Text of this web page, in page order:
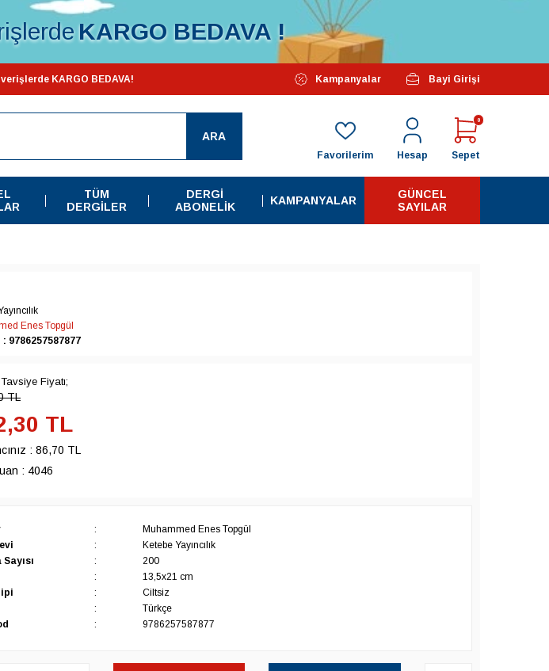
KARGO BEDAVA !
KARGO BEDAVA! Özel Kampanyalarımız Başlamıştır...
Kampanyalar Bayi Girişi
ARA
Sepet
0
Hesap
Favorilerim
TÜM
DERGILER
DERGI
ABONELIK
KAMPANYALAR
GÜNCEL
SAYILAR
Enes Topgül
9786257587877
Fiyatı;
TL
TL
: 86,70 TL
: 4046
:
Muhammed Enes Topgül
:
Ketebe Yayıncılık
:
200
:
13,5x21 cm
:
Ciltsiz
:
Türkçe
: 9786257587877